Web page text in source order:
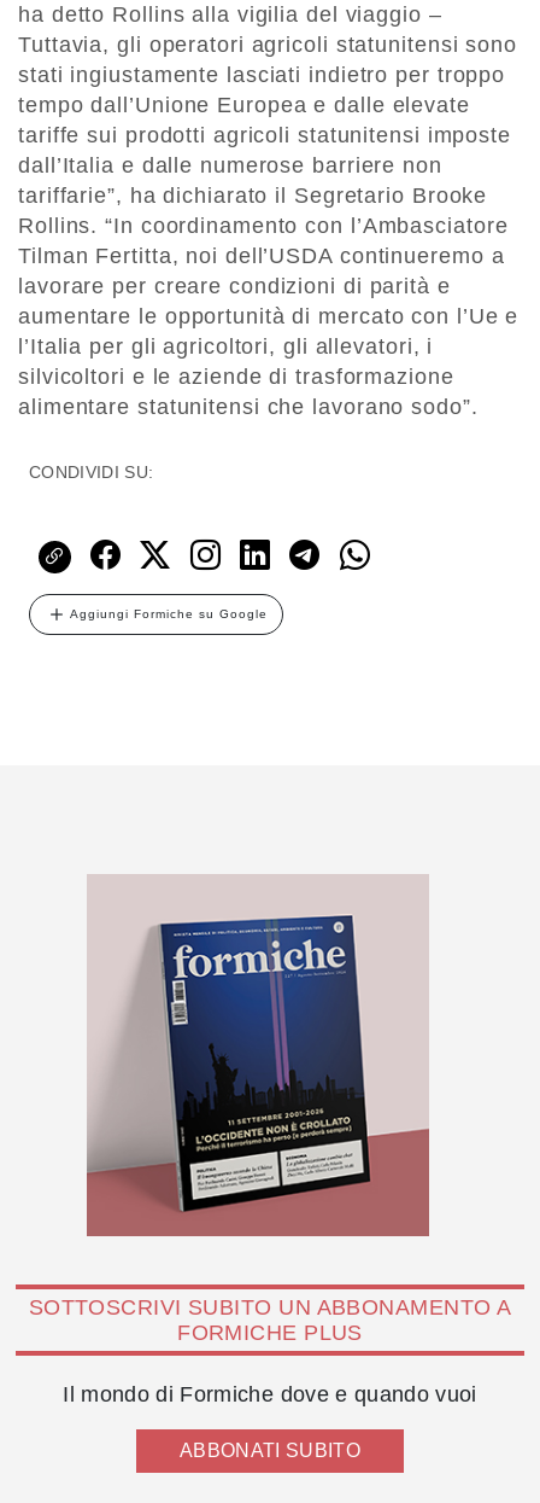
ha detto Rollins alla vigilia del viaggio –
Tuttavia, gli operatori agricoli statunitensi sono
stati ingiustamente lasciati indietro per troppo
tempo dall’Unione Europea e dalle elevate
tariffe sui prodotti agricoli statunitensi imposte
dall’Italia e dalle numerose barriere non
tariffarie”, ha dichiarato il Segretario Brooke
Rollins. “In coordinamento con l’Ambasciatore
Tilman Fertitta, noi dell’USDA continueremo a
lavorare per creare condizioni di parità e
aumentare le opportunità di mercato con l’Ue e
l’Italia per gli agricoltori, gli allevatori, i
silvicoltori e le aziende di trasformazione
alimentare statunitensi che lavorano sodo”.
CONDIVIDI SU:
Aggiungi Formiche su Google
SOTTOSCRIVI SUBITO UN ABBONAMENTO A
FORMICHE PLUS
Il mondo di Formiche dove e quando vuoi
ABBONATI SUBITO